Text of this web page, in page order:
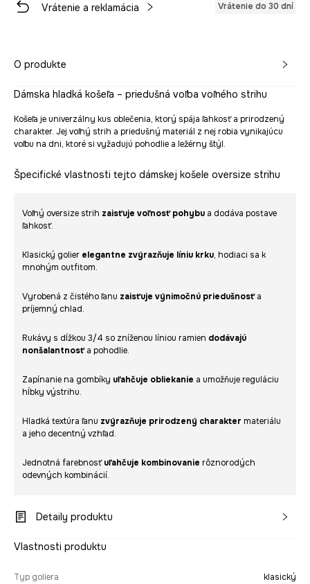
Vrátenie a reklamácia Vrátenie do 30 dní
O produkte
Dámska hladká košeľa – priedušná voľba voľného strihu
Košeľa je univerzálny kus oblečenia, ktorý spája ľahkosť a prirodzený
charakter. Jej voľný strih a priedušný materiál z nej robia vynikajúcu
voľbu na dni, ktoré si vyžadujú pohodlie a ležérny štýl.
Špecifické vlastnosti tejto dámskej košele oversize strihu
Voľný oversize strih zaisťuje voľnosť pohybu a dodáva postave
ľahkosť.
Klasický golier elegantne zvýrazňuje líniu krku, hodiaci sa k
mnohým outfitom.
Vyrobená z čistého ľanu zaisťuje výnimočnú priedušnosťa
príjemný chlad.
Rukávy s dĺžkou 3/4 so zníženou líniou ramien dodávajú
nonšalantnosťa pohodlie.
Zapínanie na gombíky uľahčuje obliekanie a umožňuje reguláciu
hĺbky výstrihu.
Hladká textúra ľanu zvýrazňuje prirodzený charakter materiálu
a jeho decentný vzhľad.
Jednotná farebnosťuľahčuje kombinovanie rôznorodých
odevných kombinácií.
Detaily produktu
Vlastnosti produktu
Typ goliera klasický